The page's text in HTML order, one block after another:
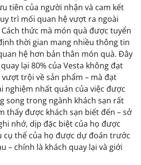
tiên của người nhận và cam kết
trì mối quan hệ vượt ra ngoài
thức mà món quà được tuyển
thời gian mang nhiều thông tin
hệ hơn bản thân món quà. Đây
lại 80% của Vesta không đạt
trội về sản phẩm – mà đạt
nghiệm nhất quán của việc được
song trong ngành khách sạn rất
thấy được khách sạn biết đến – sở
nhớ, dịp đặc biệt của họ được
cụ thể của họ được dự đoán trước
– chính là khách quay lại và giới